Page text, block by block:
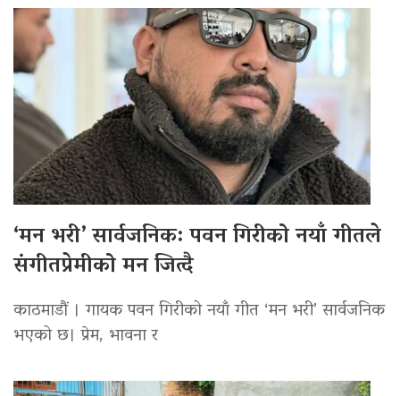
‘मन भरी’ सार्वजनिक: पवन गिरीको नयाँ गीतले
संगीतप्रेमीको मन जित्दै
काठमाडौं । गायक पवन गिरीको नयाँ गीत ‘मन भरी’ सार्वजनिक
भएको छ। प्रेम, भावना र